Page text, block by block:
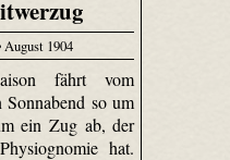
August 1904
fährt vom
so um
ein Zug ab, der
hat.